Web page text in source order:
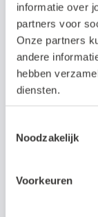
informatie over
partners voor
Onze partners
andere
hebben
diensten.
Noodzakelijk
Voorkeuren
voeren,
van belang
gegevens
heeft.
standaard
digitale